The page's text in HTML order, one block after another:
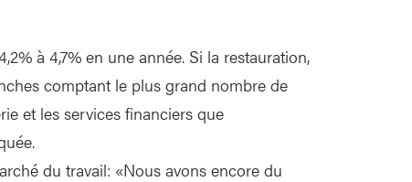
à 4,7% en une année. Si la restauration,
comptant le plus grand nombre de
et les services financiers que
du travail: «Nous avons encore du